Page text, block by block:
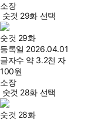
소장
숫것 29화 선택
숫것 29화
등록일 2026.04.01
글자수 약 3.2천 자
100원
소장
숫것 28화 선택
숫것 28화